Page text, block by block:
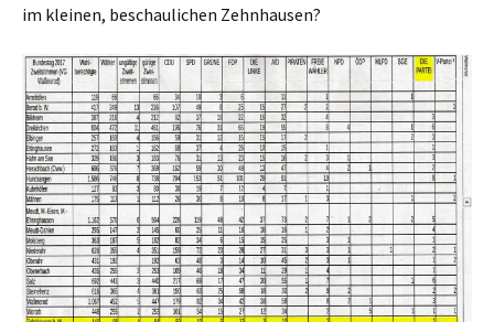
im kleinen, beschaulichen Zehnhausen?